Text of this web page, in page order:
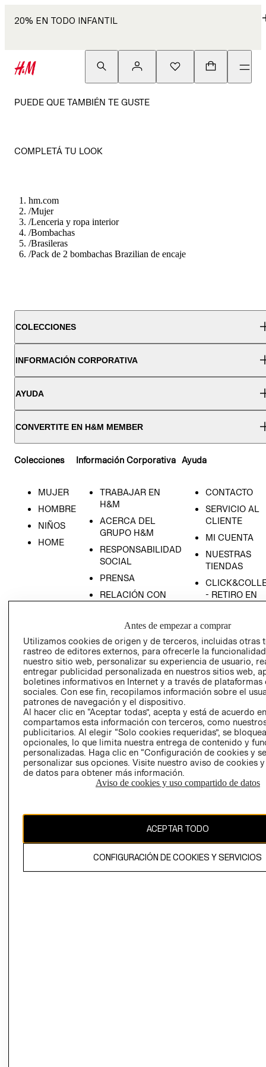
20% EN TODO INFANTIL
PUEDE QUE TAMBIÉN TE GUSTE
COMPLETÁ TU LOOK
hm.com
/Mujer
/Lenceria y ropa interior
/Bombachas
/Brasileras
/Pack de 2 bombachas Brazilian de encaje
COLECCIONES
INFORMACIÓN CORPORATIVA
AYUDA
CONVERTITE EN H&M MEMBER
Colecciones
MUJER
HOMBRE
NIÑOS
HOME
Información Corporativa
TRABAJAR EN
H&M
ACERCA DEL
GRUPO H&M
RESPONSABILIDAD
SOCIAL
PRENSA
RELACIÓN CON
POLÍTICA
Ayuda
CONTACTO
SERVICIO AL
CLIENTE
MI CUENTA
NUESTRAS
TIENDAS
- RETIRO EN
TÉRMINOS Y
AVISO DE
PRIVACIDAD
GIFT CARD
AVISO DE
COOKIES
CAMBIAR REGIÓN
Antes de empezar a comprar
Utilizamos cookies de origen y de terceros, incluidas otras
rastreo de editores externos, para ofrecerle la
nuestro sitio web, personalizar su experiencia de usuario,
entregar publicidad personalizada en nuestros sitios web,
boletines informativos en Internet y a través de plataformas
sociales. Con ese fin, recopilamos información sobre el
patrones de navegación y el dispositivo.
Al hacer clic en “Aceptar todas”, acepta y está de acuerdo
compartamos esta información con terceros, como
publicitarios. Al elegir “Solo cookies requeridas”, se
opcionales, lo que limita nuestra entrega de contenido y
personalizadas. Haga clic en “Configuración de cookies y
personalizar sus opciones. Visite nuestro aviso de cookies
de datos para obtener más información.
Aviso de cookies y uso compartido de datos
ACEPTAR TODO
CONFIGURACIÓN DE COOKIES Y SERVICIOS